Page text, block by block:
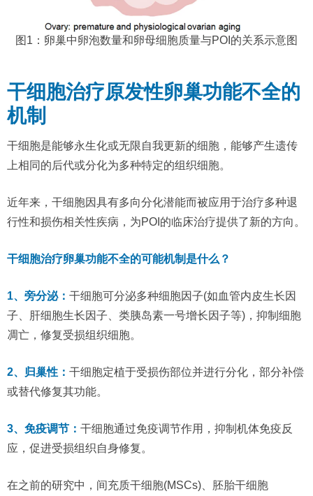
图1：卵巢中卵泡数量和卵母细胞质量与POI的关系示意图
干细胞治疗原发性卵巢功能不全的
机制
干细胞是能够永生化或无限自我更新的细胞，能够产生遗传
上相同的后代或分化为多种特定的组织细胞。
近年来，干细胞因具有多向分化潜能而被应用于治疗多种退
行性和损伤相关性疾病，为POI的临床治疗提供了新的方向。
干细胞治疗卵巢功能不全的可能机制是什么？
1、旁分泌： 干细胞可分泌多种细胞因子(如血管内皮生长因
子、肝细胞生长因子、类胰岛素一号增长因子等)，抑制细胞
凋亡，修复受损组织细胞。
2、归巢性： 干细胞定植于受损伤部位并进行分化，部分补偿
或替代修复其功能。
3、免疫调节： 干细胞通过免疫调节作用，抑制机体免疫反
应，促进受损组织自身修复。
在之前的研究中，间充质干细胞(MSCs)、胚胎干细胞